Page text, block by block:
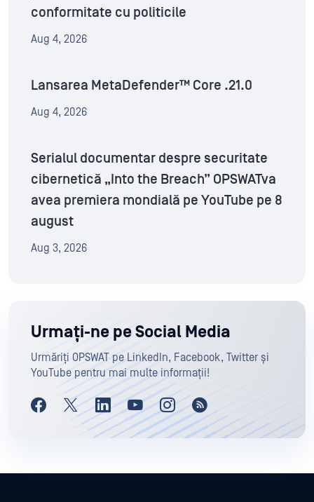
conformitate cu politicile
Aug 4, 2026
Lansarea MetaDefender™ Core .21.0
Aug 4, 2026
Serialul documentar despre securitate
cibernetică „Into the Breach” OPSWATva
avea premiera mondială pe YouTube pe 8
august
Aug 3, 2026
Urmați-ne pe Social Media
Urmăriți OPSWAT pe LinkedIn, Facebook, Twitter și
YouTube pentru mai multe informații!